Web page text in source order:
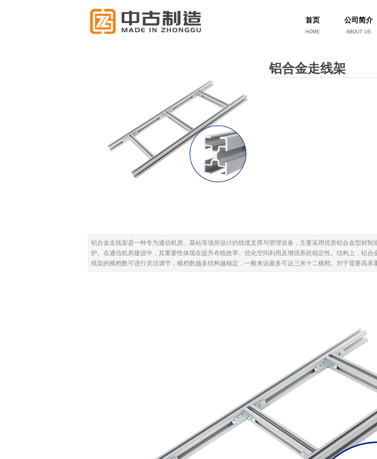
ABOUT US
HOME
首页 公司简介
铝合金走线架
铝合金走线架是一种专为通信机房、基站等场所设计的线缆支撑与管理设备，主要采用优质铝合金型材
护。在通信机房建设中，其重要性体现在提升布线效率、优化空间利用及增强系统稳定性。结构上，铝
线架的横档数可进行灵活调节，横档数越多结构越稳定，一般来说最多可达三米十二横档。对于需要高承